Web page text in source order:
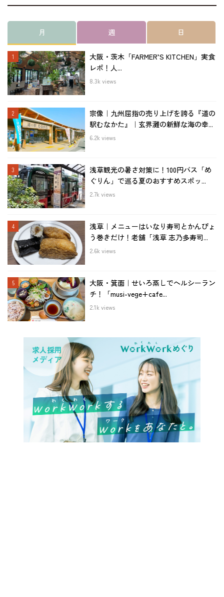
月 週 日
大阪・茨木「FARMER’S KITCHEN」実食
レポ！人...
8.3k views
宗像｜九州屈指の売り上げを誇る『道の
駅むなかた』｜玄界灘の新鮮な海の幸...
6.2k views
浅草観光の暑さ対策に！100円バス「め
ぐりん」で巡る夏のおすすめスポッ...
2.7k views
浅草｜メニューはいなり寿司とかんぴょ
う巻きだけ！老舗「浅草 志乃多寿司...
2.6k views
大阪・箕面｜せいろ蒸しでヘルシーラン
チ！「musi-vege+cafe...
2.1k views